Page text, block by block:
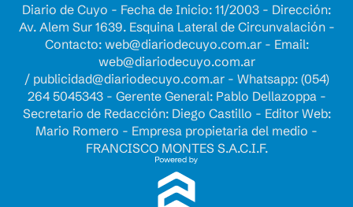
Diario de Cuyo - Fecha de Inicio: 11/2003 - Dirección:
Av. Alem Sur 1639. Esquina Lateral de Circunvalación -
Contacto: web@diariodecuyo.com.ar- Email:
web@diariodecuyo.com.ar
/ publicidad@diariodecuyo.com.ar- Whatsapp: (054)
264 5045343 - Gerente General: Pablo Dellazoppa -
Secretario de Redacción: Diego Castillo - Editor Web:
Mario Romero - Empresa propietaria del medio -
FRANCISCO MONTES S.A.C.I.F.